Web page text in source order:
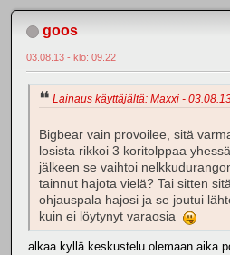
goos
03.08.13 - klo: 09.22
Lainaus käyttäjältä: Maxxi -
Bigbear vain provoilee, sitä
losista rikkoi 3 koritolppaa
jälkeen se vaihtoi
tainnut hajota vielä? Tai sitten
ohjauspala hajosi ja se joutui
kuin ei löytynyt varaosia
alkaa kyllä keskustelu olemaan aika